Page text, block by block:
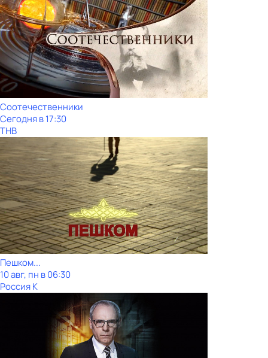
Соотечественники
Сегодня в 17:30
ТНВ
Пешком...
10 авг, пн в 06:30
Россия К